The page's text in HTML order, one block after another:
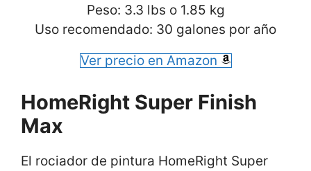
Peso: 3.3 lbs o 1.85 kg
Uso recomendado: 30 galones por año
Ver precio en Amazon
HomeRight Super Finish
Max
El rociador de pintura HomeRight Super